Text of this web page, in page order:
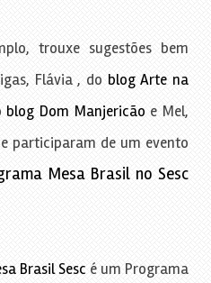
trouxe sugestões bem
Flávia , do blog Arte na
blog Dom Manjericão e Mel,
participaram de um evento
Mesa Brasil no Sesc
Brasil Sesc é um Programa